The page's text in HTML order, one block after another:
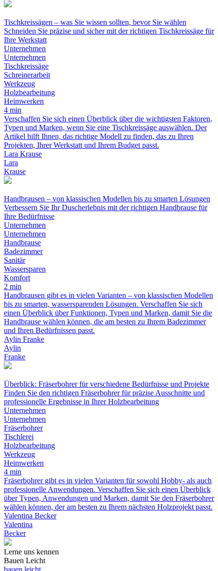
Tischkreissägen – was Sie wissen sollten, bevor Sie wählen
Schneiden Sie präzise und sicher mit der richtigen Tischkreissäge für
Ihre Werkstatt
Unternehmen
Unternehmen
Tischkreissäge
Schreinerarbeit
Werkzeug
Holzbearbeitung
Heimwerken
4 min
Verschaffen Sie sich einen Überblick über die wichtigsten Faktoren,
Typen und Marken, wenn Sie eine Tischkreissäge auswählen. Der
Artikel hilft Ihnen, das richtige Modell zu finden, das zu Ihren
Projekten, Ihrer Werkstatt und Ihrem Budget passt.
Lara Krause
Lara
Krause
Handbrausen – von klassischen Modellen bis zu smarten Lösungen
Verbessern Sie Ihr Duscherlebnis mit der richtigen Handbrause für
Ihre Bedürfnisse
Unternehmen
Unternehmen
Handbrause
Badezimmer
Sanitär
Wassersparen
Komfort
2 min
Handbrausen gibt es in vielen Varianten – von klassischen Modellen
bis zu smarten, wassersparenden Lösungen. Verschaffen Sie sich
einen Überblick über Funktionen, Typen und Marken, damit Sie die
Handbrause wählen können, die am besten zu Ihrem Badezimmer
und Ihren Bedürfnissen passt.
Aylin Franke
Aylin
Franke
Überblick: Fräserbohrer für verschiedene Bedürfnisse und Projekte
Finden Sie den richtigen Fräserbohrer für präzise Ausschnitte und
professionelle Ergebnisse in Ihrer Holzbearbeitung
Unternehmen
Unternehmen
Fräserbohrer
Tischlerei
Holzbearbeitung
Werkzeug
Heimwerken
4 min
Fräserbohrer gibt es in vielen Varianten für sowohl Hobby- als auch
professionelle Anwendungen. Verschaffen Sie sich einen Überblick
über Typen, Anwendungen und Marken, damit Sie den Fräserbohrer
wählen können, der am besten zu Ihrem nächsten Holzprojekt passt.
Valentina Becker
Valentina
Becker
Lerne uns kennen
Bauen Leicht